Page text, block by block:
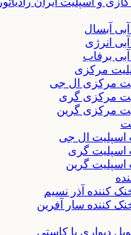
آبسال
انرژی
برفاب
مرکزی
مرکزی ال جی
مرکزی گری
مرکزی گرین
اسپلیت ال جی
اسپلیت گری
اسپلیت گرین
کننده آذر نسیم
کننده سار آفرین
دیواری یا کاستی